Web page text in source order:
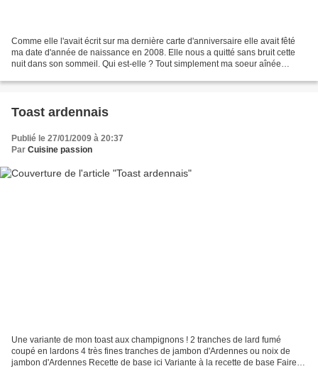
Comme elle l'avait écrit sur ma dernière carte d'anniversaire elle avait fêté
ma date d'année de naissance en 2008. Elle nous a quitté sans bruit cette
nuit dans son sommeil. Qui est-elle ? Tout simplement ma soeur aînée
Toast ardennais
Publié le 27/01/2009 à 20:37
Par Cuisine passion
Une variante de mon toast aux champignons ! 2 tranches de lard fumé
coupé en lardons 4 très fines tranches de jambon d'Ardennes ou noix de
jambon d'Ardennes Recette de base ici Variante à la recette de base Faire